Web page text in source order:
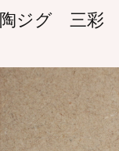
陶ジグ 三彩